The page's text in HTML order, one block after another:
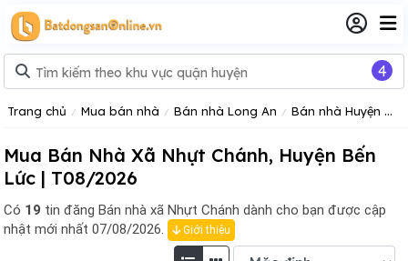
Trang chủ Mua bán nhà Bán nhà Long An Bán nhà Huyện Bến Lức
Mua Bán Nhà Xã Nhựt Chánh, Huyện Bến
Lức | T08/2026
Có 19 tin đăng Bán nhà xã Nhựt Chánh dành cho bạn được cập
nhật mới nhất 07/08/2026.
Giới thiệu
4